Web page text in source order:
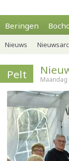
Beringen
Nieuws
Pelt Maandag